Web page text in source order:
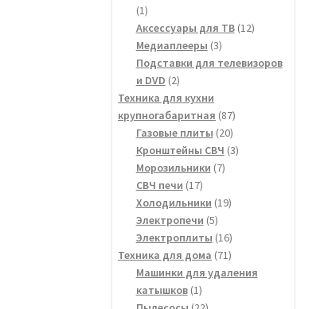
11
товар
Аксессуары для ТВ 1212
Медиаплееры 33
товара
Подставки для телевизоров
и DVD 22
товара
Техника для кухни
крупногабаритная 8787
товаров
Газовые плиты 2020
товаров
Кронштейны СВЧ 33
Морозильники 77
СВЧ печи 1717
товаров
Холодильники 1919
Электропечи 55
товаров
Электроплиты 1616
товаров
Техника для дома 7171
товар
Машинки для удаления
катышков 11